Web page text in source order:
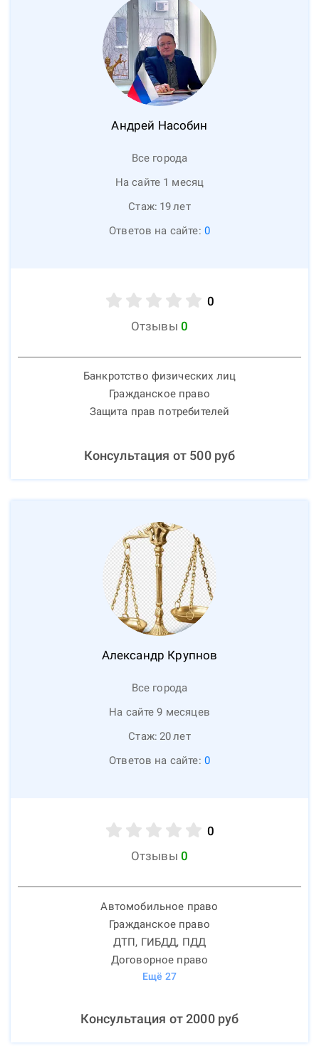
Андрей Насобин
Все города
На сайте 1 месяц
Стаж: 19лет
Ответов на сайте: 0
0
Отзывы 0
Банкротство физических лиц
Гражданское право
Защита прав потребителей
Консультация от 500руб
Александр Крупнов
Все города
На сайте 9 месяцев
Стаж: 20лет
Ответов на сайте: 0
0
Отзывы 0
Автомобильное право
Гражданское право
ДТП, ГИБДД, ПДД
Договорное право
Ещё 27
Консультация от2000руб